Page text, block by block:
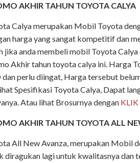
AKHIR TAHUN TOYOTA CALYA
Calya merupakan Mobil Toyota
harga yang sangat kompetitif dan
jika anda membeli mobil Toyota
Akhir tahun toyota calya ini. Harga
dan perlu diingat, Harga tersebut
Spesifikasi Toyota Calya, Dapat
Atau lihat Brosurnya dengan KLIK
AKHIR TAHUN TOYOTA ALL
All New Avanza, merupakan Mobil
diragukan lagi untuk kwalitasnya dan